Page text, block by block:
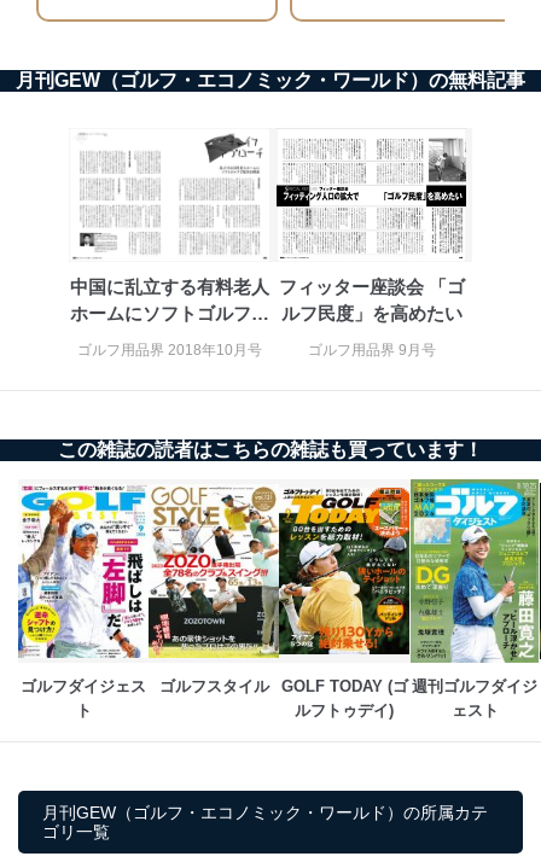
ーザーアカウント制御）により、個人情報データ
個人データを取り扱う機器等のオペレーティング
システムを最新の状態に保持しています。
個人データを取り扱う機器等にセキュリティ対策
ソフトウェア等を導入し、自動更新 機能等の活用
により、これを最新状態としています。
情報システムの使用に伴う漏洩等の防止
メール等により個人データの含まれるファイルを
送信する場合に、当該ファイルへのパスワードを
じて、個人情報保護マネジメントシステムを継続的に改
善し、常に最良の状態を維持します。
苦情及び相談受付け窓口
貴殿の個人情報及び当社の個人情報保護マネジメントシ
ステムに関するご相談及び苦情については以下までご連
絡ください。
適切、かつ迅速に対応させていただきます。
株式会社富士山マガジンサービス 個人情報問い合わせ
係
TEL：0570-200-223
改訂：2025年2月20日
制定：2005年4月1日
株式会社富士山マガジンサービス
月刊GEW（ゴルフ・エコノミック・ワールド）の無料記事
中国に乱立する有料老人
ホームにソフトゴルフで
集客を模索
ゴルフ用品界 2018年10月号
フィッター座談会 「ゴ
ルフ民度」を高めたい
ゴルフ用品界 9月号
この雑誌の読者はこちらの雑誌も買っています！
ゴルフダイジェス
ト
ゴルフスタイル
GOLF TODAY (ゴ
ルフトゥデイ)
週刊ゴルフダイジ
ェスト
月刊GEW（ゴルフ・エコノミック・ワールド）の所属カテ
ゴリ一覧